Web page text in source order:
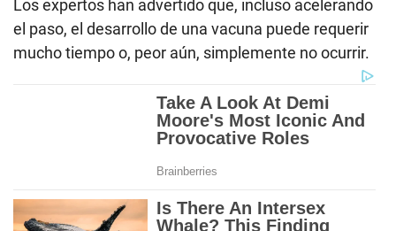
Los expertos han advertido que, incluso acelerando
el paso, el desarrollo de una vacuna puede requerir
mucho tiempo o, peor aún, simplemente no ocurrir.